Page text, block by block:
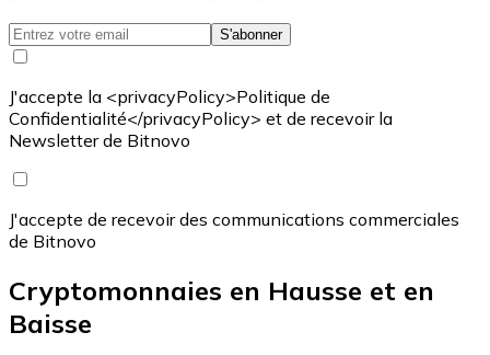
S'abonner
J'accepte la <privacyPolicy>Politique de
Confidentialité</privacyPolicy> et de recevoir la
Newsletter de Bitnovo
J'accepte de recevoir des communications commerciales
de Bitnovo
Cryptomonnaies en Hausse et en
Baisse